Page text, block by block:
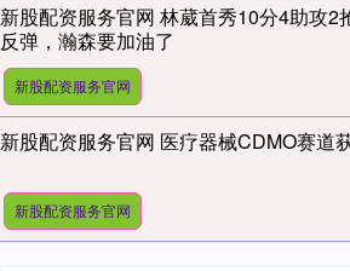
新股配资服务官网 林葳首秀10分4助攻2
反弹，瀚森要加油了
新股配资服务官网
新股配资服务官网 医疗器械CDMO赛道
新股配资服务官网